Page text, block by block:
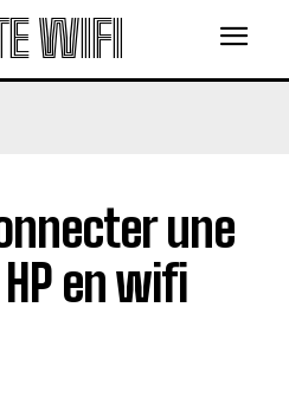
WIFI
une
en wifi